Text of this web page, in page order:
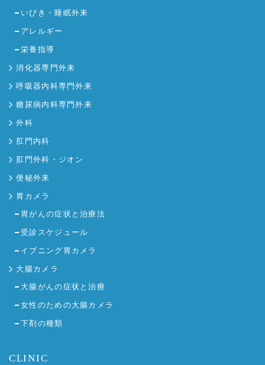
いびき・睡眠外来
アレルギー
栄養指導
消化器専門外来
呼吸器内科専門外来
糖尿病内科専門外来
外科
肛門内科
肛門外科・ジオン
便秘外来
胃カメラ
胃がんの症状と治療法
受診スケジュール
イブニング胃カメラ
大腸カメラ
大腸がんの症状と治療
女性のための大腸カメラ
下剤の種類
CLINIC